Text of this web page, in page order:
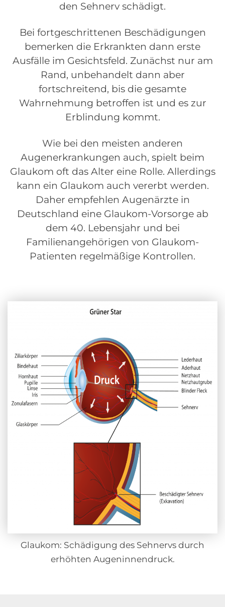
den Sehnerv schädigt.
Bei fortgeschrittenen Beschädigungen
bemerken die Erkrankten dann erste
Ausfälle im Gesichtsfeld. Zunächst nur am
Rand, unbehandelt dann aber
fortschreitend, bis die gesamte
Wahrnehmung betroffen ist und es zur
Erblindung kommt.
Wie bei den meisten anderen
Augenerkrankungen auch, spielt beim
Glaukom oft das Alter eine Rolle. Allerdings
kann ein Glaukom auch vererbt werden.
Daher empfehlen Augenärzte in
Deutschland eine Glaukom-Vorsorge ab
dem 40. Lebensjahr und bei
Familienangehörigen von Glaukom-
Patienten regelmäßige Kontrollen.
Glaukom: Schädigung des Sehnervs durch
erhöhten Augeninnendruck.